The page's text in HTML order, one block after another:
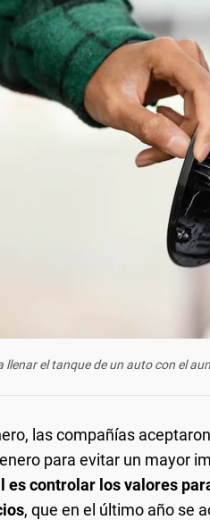
llenar el tanque de un auto con el
las compañías
para evitar un mayor
es controlar los valores
, que en el último año se